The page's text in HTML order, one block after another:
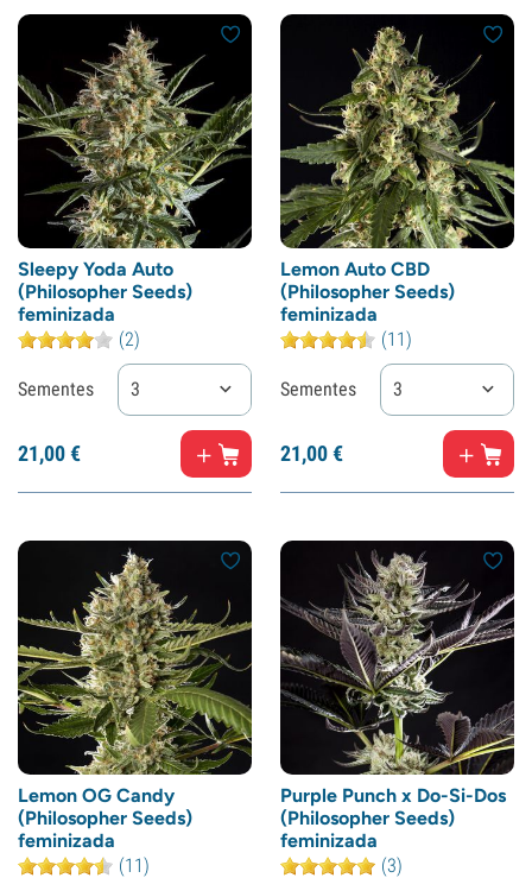
Sleepy Yoda Auto
(Philosopher Seeds)
feminizada
(2)
Sementes 3
21,00€
Lemon Auto CBD
(Philosopher Seeds)
feminizada
(11)
Sementes 3
21,00€
Lemon OG Candy
(Philosopher Seeds)
feminizada
(11)
Purple Punch x Do-Si-Dos
(Philosopher Seeds)
feminizada
(3)